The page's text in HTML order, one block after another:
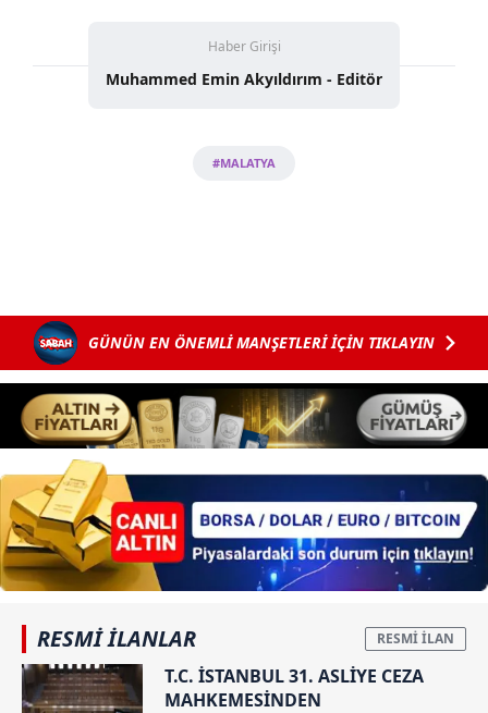
kılınması ve kişiselleştirilmesi ve sizlere yönelik
reklam/pazarlama faaliyetlerinin yapılması, amaçlarıyla
sınırlı olarak açık rızanız dahilinde kullanılacaktır.
vasıtasıyla belirleyebilirsiniz. Çerezlere ilişkin detaylı bilgi
ilgili mevzuata uygun olarak kullanılan çerezlerle ilgili bilgi
almak için lütfen
Haber Girişi
Muhammed Emin Akyıldırım - Editör
#MALATYA
GÜNÜN EN ÖNEMLİ MANŞETLERİ İÇİN TIKLAYIN
RESMİ İLANLAR
T.C. İSTANBUL 31. ASLİYE CEZA
MAHKEMESİNDEN